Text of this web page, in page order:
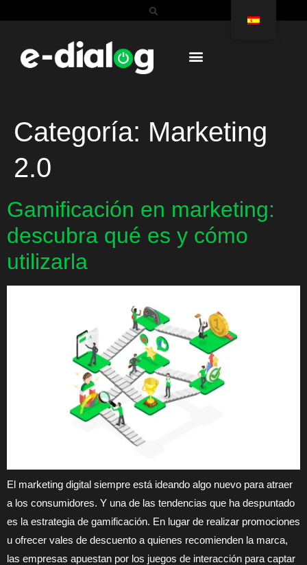
Categoría: Marketing
2.0
Gamificación en marketing:
descubra qué es y cómo
utilizarla
El marketing digital siempre está ideando algo nuevo para atraer
a los consumidores. Y una de las tendencias que ha despuntado
es la estrategia de gamificación. En lugar de realizar promociones
u ofrecer vales de descuento a quienes recomienden la marca,
las empresas apuestan por los juegos de interacción para captar